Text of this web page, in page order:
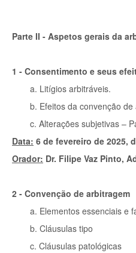
Parte II - Aspetos gerais da
1 - Consentimento e seus
a. Litígios arbitráveis.
b. Efeitos da convenção
c. Alterações subjetivas –
Data: 6 de fevereiro de 2025,
Orador: Dr. Filipe Vaz Pinto,
2 - Convenção de arbitragem
a. Elementos essenciais e
b. Cláusulas tipo
c. Cláusulas patológicas